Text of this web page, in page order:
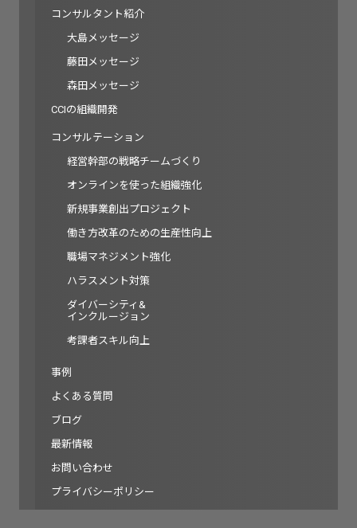
コンサルタント紹介
大島メッセージ
藤田メッセージ
森田メッセージ
CCIの組織開発
コンサルテーション
経営幹部の戦略チームづくり
オンラインを使った組織強化
新規事業創出プロジェクト
働き方改革のための生産性向上
職場マネジメント強化
ハラスメント対策
ダイバーシティ&
インクルージョン
考課者スキル向上
事例
よくある質問
ブログ
最新情報
お問い合わせ
プライバシーポリシー